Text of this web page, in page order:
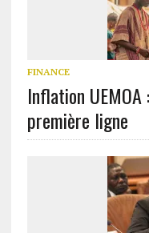
FINANCE
Inflation
première ligne